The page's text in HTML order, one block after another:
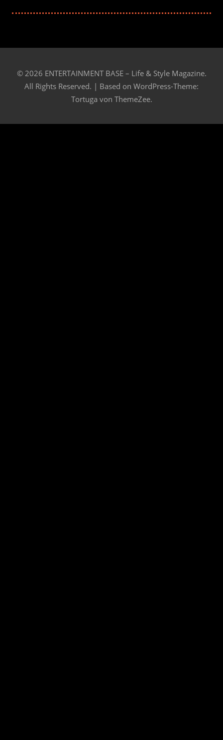
© 2026 ENTERTAINMENT BASE – Life & Style Magazine.
All Rights Reserved. | Based on WordPress-Theme:
Tortuga von ThemeZee.